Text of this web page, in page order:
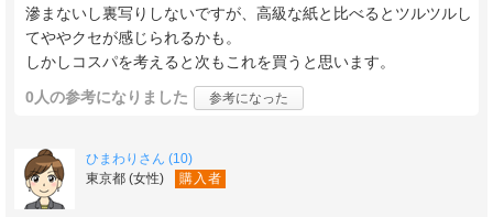
滲まないし裏写りしないですが、高級な紙と比べるとツルツルし
てややクセが感じられるかも。
しかしコスパを考えると次もこれを買うと思います。
0人の参考になりました 参考になった
ひまわりさん (10)
東京都 (女性)
購入者